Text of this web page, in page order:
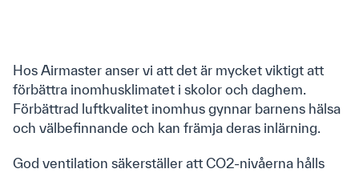
Hos Airmaster anser vi att det är mycket viktigt att
förbättra inomhusklimatet i skolor och daghem.
Förbättrad luftkvalitet inomhus gynnar barnens hälsa
och välbefinnande och kan främja deras inlärning.
God ventilation säkerställer att CO2-nivåerna hålls